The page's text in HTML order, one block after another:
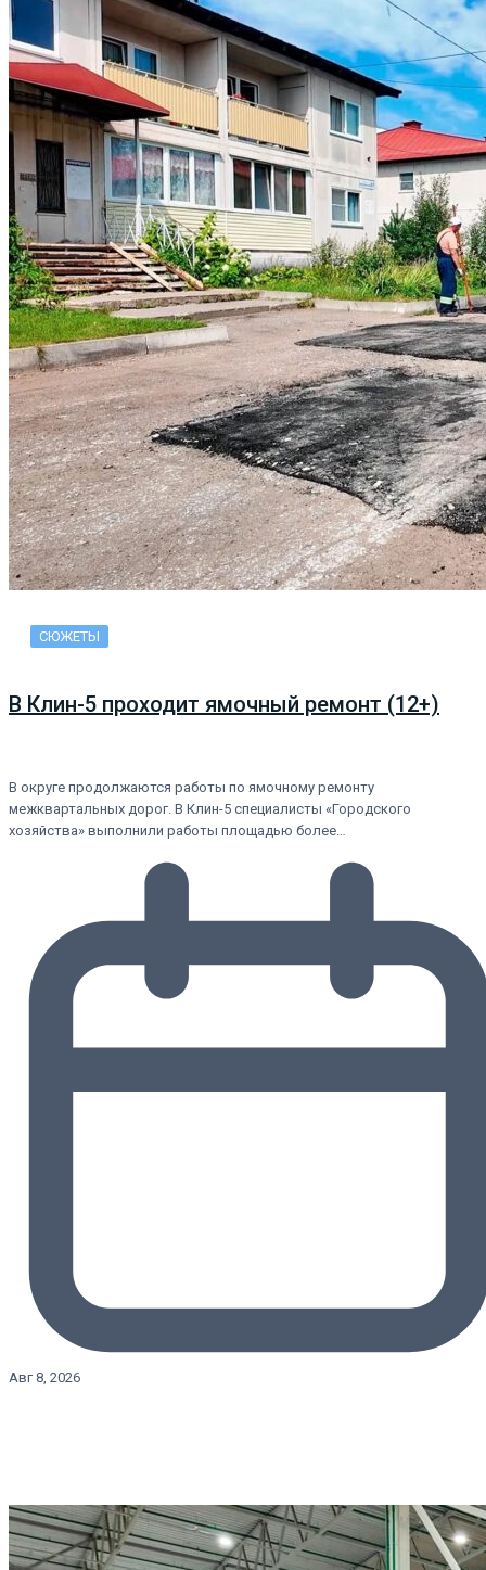
СЮЖЕТЫ
В Клин-5 проходит ямочный ремонт (12+)
В округе продолжаются работы по ямочному ремонту
межквартальных дорог. В Клин-5 специалисты «Городского
хозяйства» выполнили работы площадью более…
Авг 8, 2026